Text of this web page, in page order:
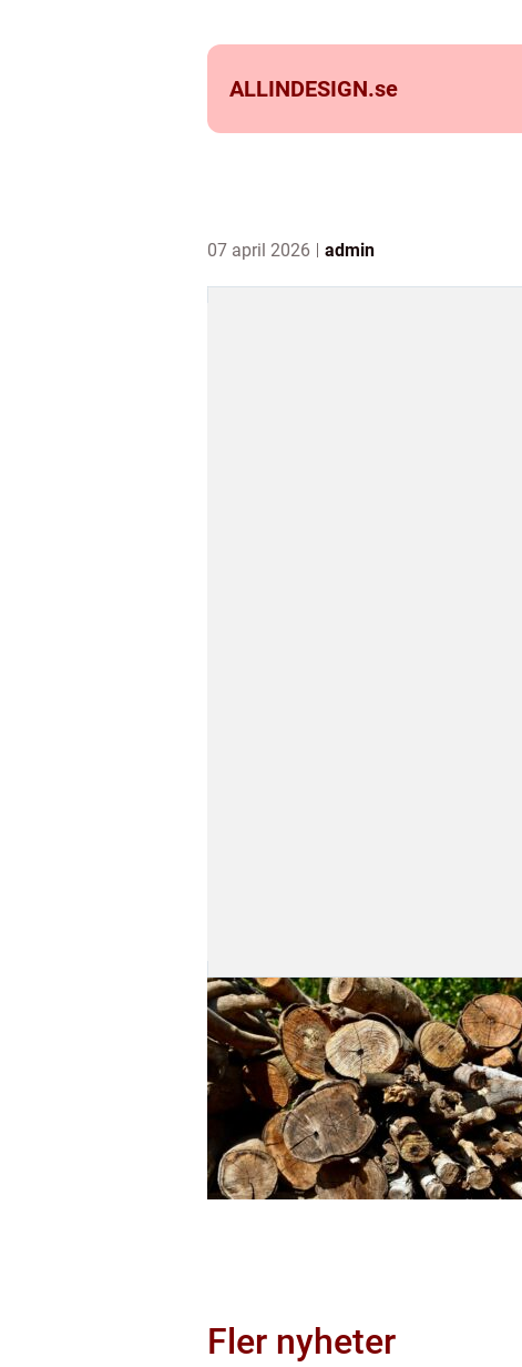
ALLINDESIGN.se
07 april 2026 admin
Fler nyheter